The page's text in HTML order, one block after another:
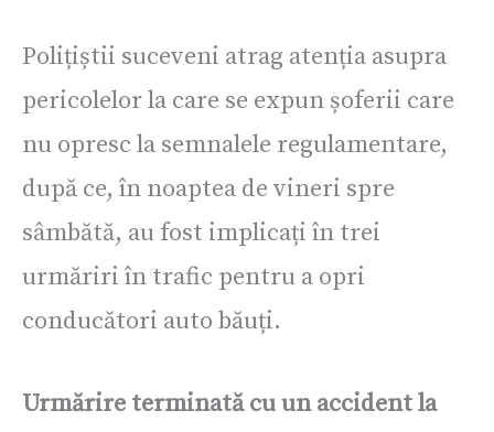
Polițiștii suceveni atrag atenția asupra
pericolelor la care se expun șoferii care
nu opresc la semnalele regulamentare,
după ce, în noaptea de vineri spre
sâmbătă, au fost implicați în trei
urmăriri în trafic pentru a opri
conducători auto băuți.
Urmărire terminată cu un accident la